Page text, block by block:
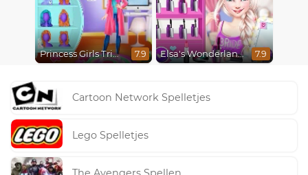
Princess Girls Trip To Aspen 7.9 Elsa's Wonderland Wedding 7.9
Cartoon Network Spelletjes
Lego Spelletjes